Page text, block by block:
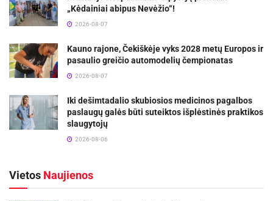
„Kėdainiai abipus Nevėžio“!
2026-08-07
Kauno rajone, Čekiškėje vyks 2028 metų Europos ir
pasaulio greičio automodelių čempionatas
2026-08-07
Iki dešimtadalio skubiosios medicinos pagalbos
paslaugų galės būti suteiktos išplėstinės praktikos
slaugytojų
2026-08-06
Vietos Naujienos